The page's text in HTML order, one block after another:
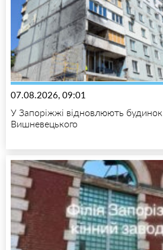
07.08.2026, 09:01
У Запоріжжі відновлюють
Вишневецького